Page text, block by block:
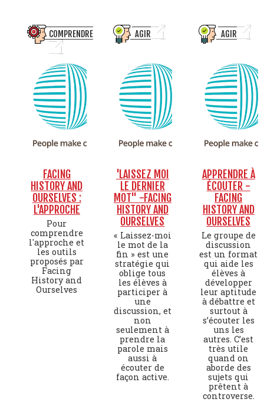
COMPRENDRE
FACING
HISTORY AND
OURSELVES :
L'APPROCHE
Pour
comprendre
l'approche et
les outils
proposés par
Facing
History and
Ourselves
AGIR
'LAISSEZ MOI
LE DERNIER
MOT" -FACING
HISTORY AND
OURSELVES
« Laissez-moi
le mot de la
fin » est une
stratégie qui
oblige tous
les élèves à
participer à
une
discussion, et
non
seulement à
prendre la
parole mais
aussi à
écouter de
façon active.
AGIR
APPRENDRE À
ÉCOUTER -
FACING
HISTORY AND
OURSELVES
Le groupe de
discussion
est un format
qui aide les
élèves à
développer
leur aptitude
à débattre et
surtout à
s’écouter les
uns les
autres. C’est
très utile
quand on
aborde des
sujets qui
prêtent à
controverse.